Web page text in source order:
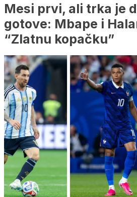
Mesi prvi, ali trka je
gotove: Mbape i
“Zlatnu kopačku”